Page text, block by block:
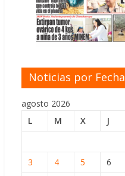
Noticias por Fecha
agosto 2026
L
M X J
3
4 5 6